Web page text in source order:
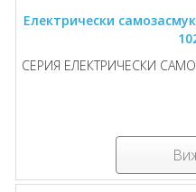
Електрически
СЕРИЯ ЕЛЕКТРИЧЕСКИ